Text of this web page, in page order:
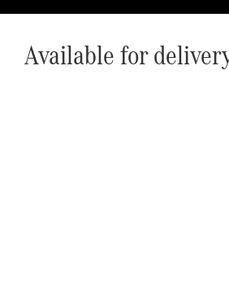
Available for